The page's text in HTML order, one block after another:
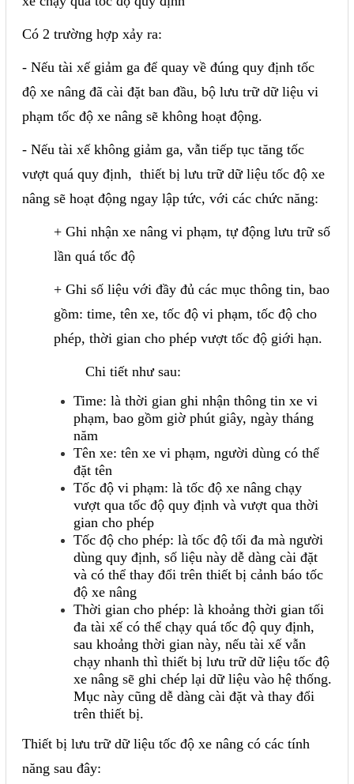
Có 2 trường hợp xảy ra:
- Nếu tài xế giảm ga để quay về đúng quy định tốc
độ xe nâng đã cài đặt ban đầu, bộ lưu trữ dữ liệu vi
phạm tốc độ xe nâng sẽ không hoạt động.
- Nếu tài xế không giảm ga, vẫn tiếp tục tăng tốc
vượt quá quy định, thiết bị lưu trữ dữ liệu tốc độ xe
nâng sẽ hoạt động ngay lập tức, với các chức năng:
+ Ghi nhận xe nâng vi phạm, tự động lưu trữ số
lần quá tốc độ
+ Ghi số liệu với đầy đủ các mục thông tin, bao
gồm: time, tên xe, tốc độ vi phạm, tốc độ cho
phép, thời gian cho phép vượt tốc độ giới hạn.
Chi tiết như sau:
Time: là thời gian ghi nhận thông tin xe vi
phạm, bao gồm giờ phút giây, ngày tháng
năm
Tên xe: tên xe vi phạm, người dùng có thể
đặt tên
Tốc độ vi phạm: là tốc độ xe nâng chạy
vượt qua tốc độ quy định và vượt qua thời
gian cho phép
Tốc độ cho phép: là tốc độ tối đa mà người
dùng quy định, số liệu này dễ dàng cài đặt
và có thể thay đổi trên thiết bị cảnh báo tốc
độ xe nâng
Thời gian cho phép: là khoảng thời gian tối
đa tài xế có thể chạy quá tốc độ quy định,
sau khoảng thời gian này, nếu tài xế vẫn
chạy nhanh thì thiết bị lưu trữ dữ liệu tốc độ
xe nâng sẽ ghi chép lại dữ liệu vào hệ thống.
Mục này cũng dễ dàng cài đặt và thay đổi
trên thiết bị.
Thiết bị lưu trữ dữ liệu tốc độ xe nâng có các tính
năng sau đây: